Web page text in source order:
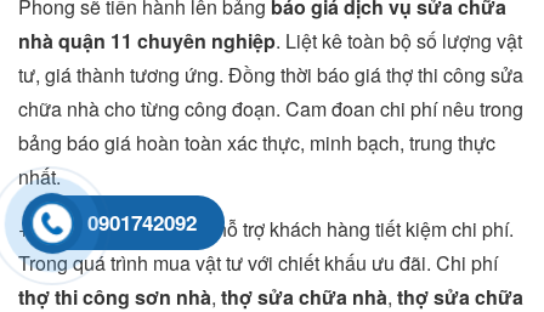
Phong sẽ tiến hành lên bảng báo giá dịch vụ sửa chữa
nhà quận 11 chuyên nghiệp. Liệt kê toàn bộ số lượng vật
tư, giá thành tương ứng. Đồng thời báo giá thợ thi công sửa
chữa nhà cho từng công đoạn. Cam đoan chi phí nêu trong
bảng báo giá hoàn toàn xác thực, minh bạch, trung thực
nhất.
+ Ngoài ra công ty còn hỗ trợ khách hàng tiết kiệm chi phí.
Trong quá trình mua vật tư với chiết khấu ưu đãi. Chi phí
thợ thi công sơn nhà, thợ sửa chữa nhà, thợ sửa chữa
0901742092